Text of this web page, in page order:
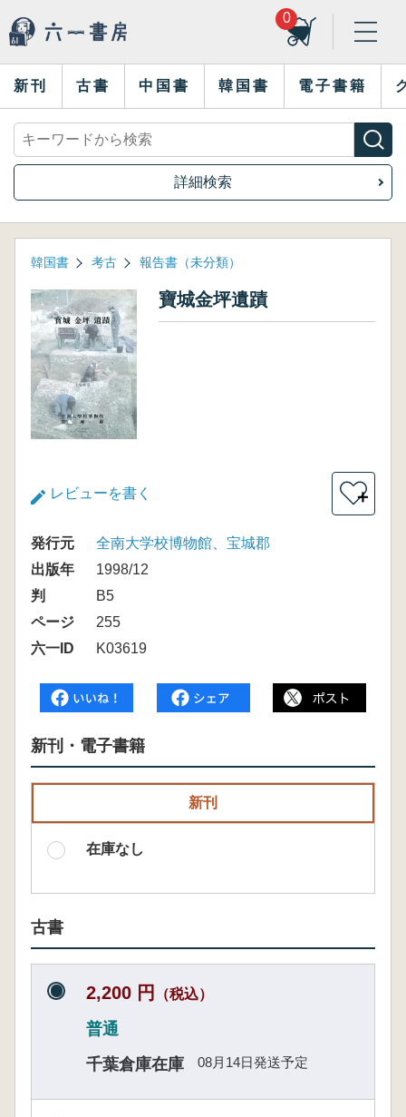
0
新刊 古書 中国書 韓国書 電子書籍
詳細検索
韓国書 考古 報告書（未分類）
寶城金坪遺蹟
レビューを書く ＋
発行元
全南大学校博物館、宝城郡
出版年
1998/12
判
B5
ページ
255
六一ID
K03619
新刊・電子書籍
新刊
在庫なし
古書
2,200 円 （税込）
普通
千葉倉庫在庫
08月14日発送予定